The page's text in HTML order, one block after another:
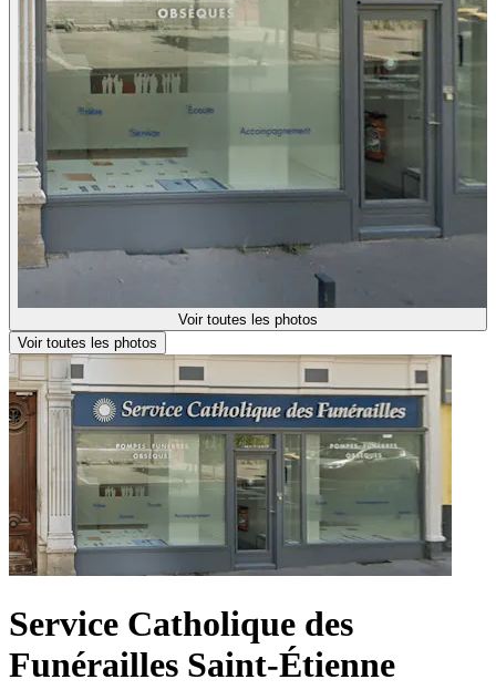
Voir toutes les photos
Voir toutes les photos
Service Catholique des
Funérailles Saint-Étienne